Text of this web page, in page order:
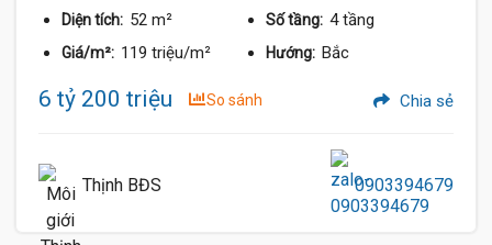
Diện tích: 52 m² Số tầng: 4 tầng
Giá/m²: 119 triệu/m² Hướng: Bắc
6 tỷ 200 triệu So sánh Chia sẻ
Thịnh BĐS 0903394679